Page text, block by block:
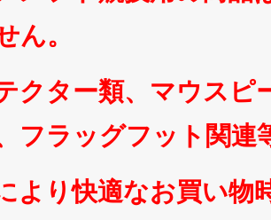
ん。
クター類、マウスピ
フラッグフット関連
より快適なお買い物